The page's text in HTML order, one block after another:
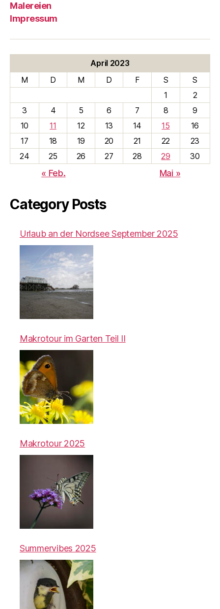
Malereien
Impressum
April 2023
M
D M D F S
S
1
2
3
4 5 6 7 8
9
10
11 12 13 14 15
16
17
18 19 20 21 22
23
24
25 26 27 28 29 30
« Feb. Mai »
Category Posts
Urlaub an der Nordsee September 2025
Makrotour im Garten Teil II
Makrotour 2025
Summervibes 2025